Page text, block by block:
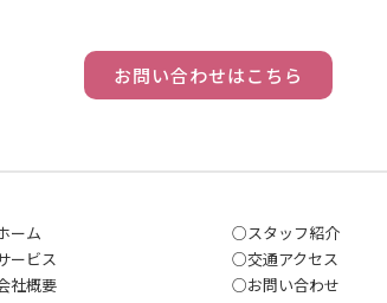
お問い合わせはこちら
ーム
ービス
社概要
○スタッフ紹介
○交通アクセス
○お問い合わせ